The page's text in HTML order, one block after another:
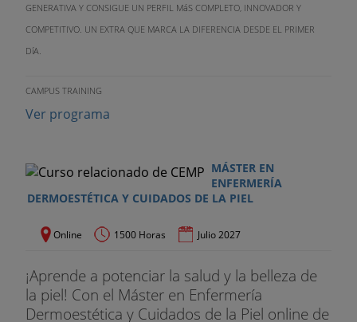
- Micropigmentación: objetivos y contexto
normativo.
Equipos, pigmentos y materiales.
- Análisis y diagnóstico estético del cliente.
- Asesoramiento y preparación del cliente.
- Estudio morfológico.
- Los parámetros.
- Paso a paso sobre simulador.
GENERATIVA Y CONSIGUE UN PERFIL MáS COMPLETO, INNOVADOR Y
COMPETITIVO. UN EXTRA QUE MARCA LA DIFERENCIA DESDE EL PRIMER
DíA.
CAMPUS TRAINING
Ver programa
MÁSTER EN
ENFERMERÍA
DERMOESTÉTICA Y CUIDADOS DE LA PIEL
Online 1500 Horas Julio 2027
¡Aprende a potenciar la salud y la belleza de
la piel! Con el Máster en Enfermería
Dermoestética y Cuidados de la Piel online de